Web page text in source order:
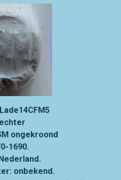
ongekroond
1690.
onbekend.